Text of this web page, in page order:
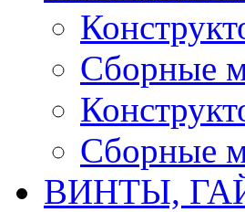
Сборные
Сборные
ВИНТЫ,